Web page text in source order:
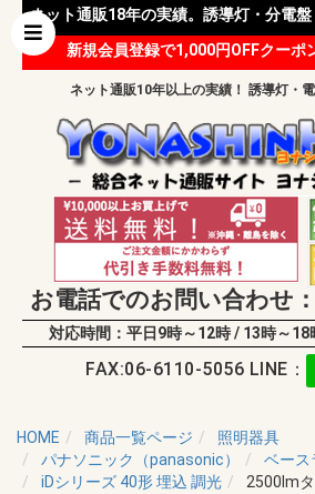
ネット通販18年の実績。誘導灯・分電
ーブル等 様々な資材を取り扱って
新規会員登録で1,000円OFFクーポ
ネット通販10年以上の実績！ 誘導灯・
お電話でのお問い合わせ
対応時間：平日9時～12時 / 13時～
FAX:06-6110-5056 LINE：
HOME 商品一覧ページ
照明器具
パナソニック（panasonic）
ベース
iDシリーズ 40形 埋込 調光
2500lm